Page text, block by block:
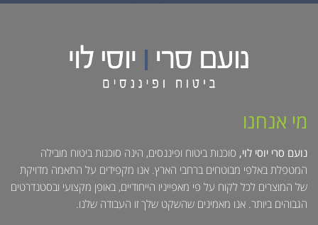
מי אנחנו
נועם סרי יוסי לוי, סוכנות ביטוח ופיננסים, הינה סוכנות ביטוח מובילה
המטפלת באלפי מבוטחים ברחבי הארץ. אנו מקפידים על התאמה מדויקת
של המוצרים לכל לקוח על פי מאפייניו הייחודיים, באופן מקצועי ובסטנדרטים
הגבוהים ביותר. אנו מאמינים שהשקט שלך זו העבודה שלנו.